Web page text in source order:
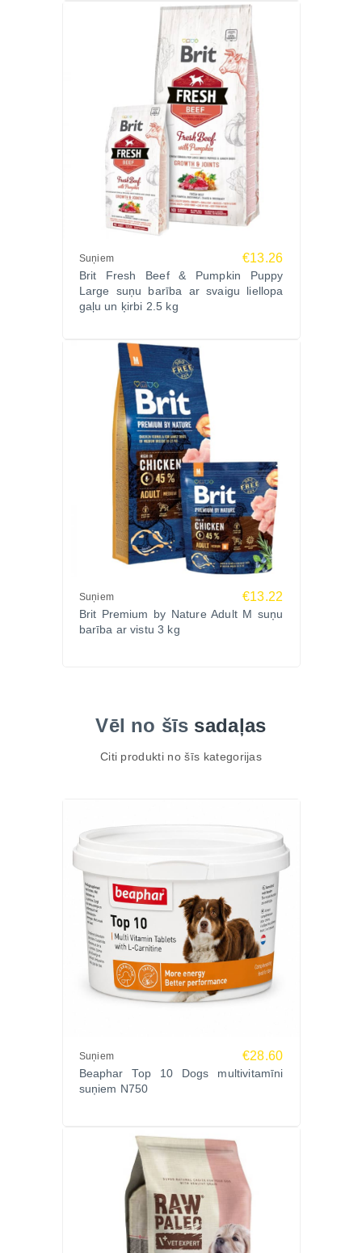
Suņiem €13.26
Brit Fresh Beef & Pumpkin Puppy
Large suņu barība ar svaigu liellopa
gaļu un ķirbi 2.5 kg
Suņiem €13.22
Brit Premium by Nature Adult M suņu
barība ar vistu 3 kg
Vēl no šīs sadaļas
Citi produkti no šīs kategorijas
Suņiem €28.60
Beaphar Top 10 Dogs multivitamīni
suņiem N750